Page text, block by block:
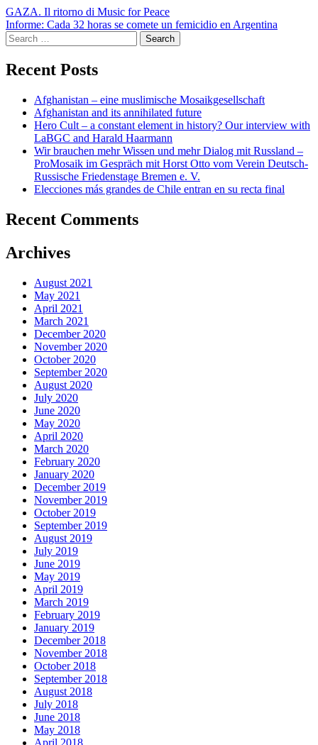
Post
navigation
GAZA. Il ritorno di Music for Peace
Informe: Cada 32 horas se comete un femicidio en Argentina
Search
for:
Recent Posts
Afghanistan – eine muslimische Mosaikgesellschaft
Afghanistan and its annihilated future
Hero Cult – a constant element in history? Our interview with
LaBGC and Harald Haarmann
Wir brauchen mehr Wissen und mehr Dialog mit Russland –
ProMosaik im Gespräch mit Horst Otto vom Verein Deutsch-
Russische Friedenstage Bremen e. V.
Elecciones más grandes de Chile entran en su recta final
Recent Comments
Archives
August 2021
May 2021
April 2021
March 2021
December 2020
November 2020
October 2020
September 2020
August 2020
July 2020
June 2020
May 2020
April 2020
March 2020
February 2020
January 2020
December 2019
November 2019
October 2019
September 2019
August 2019
July 2019
June 2019
May 2019
April 2019
March 2019
February 2019
January 2019
December 2018
November 2018
October 2018
September 2018
August 2018
July 2018
June 2018
May 2018
April 2018